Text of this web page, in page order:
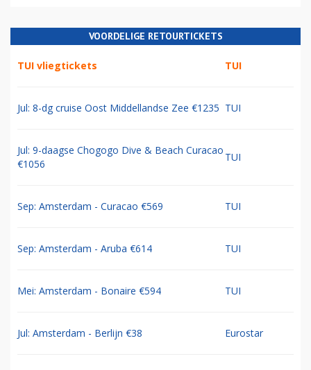
VOORDELIGE RETOURTICKETS
TUI vliegtickets TUI
Jul: 8-dg cruise Oost Middellandse Zee €1235 TUI
Jul: 9-daagse Chogogo Dive & Beach Curacao
€1056
TUI
Sep: Amsterdam - Curacao €569 TUI
Sep: Amsterdam - Aruba €614 TUI
Mei: Amsterdam - Bonaire €594 TUI
Jul: Amsterdam - Berlijn €38 Eurostar